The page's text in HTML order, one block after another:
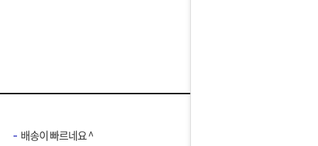
배송이 빠르네요 ^